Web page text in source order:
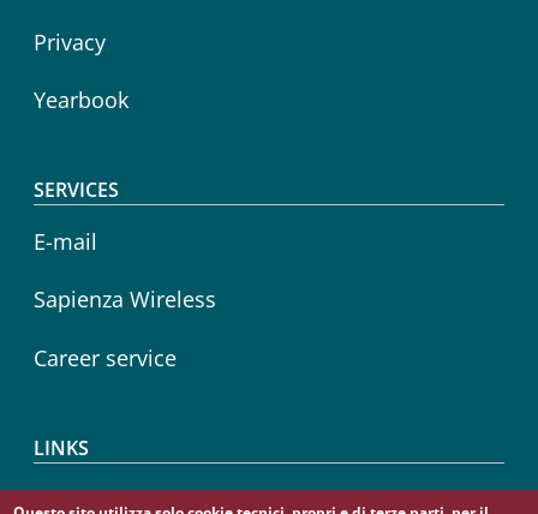
Privacy
Yearbook
SERVICES
E-mail
Sapienza Wireless
Career service
LINKS
CIAO